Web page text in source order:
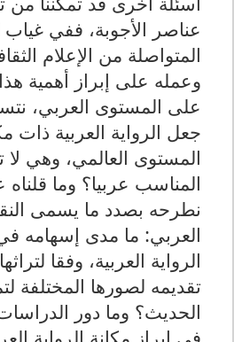
عناصر الأجوبة، ففي غياب
المتواصلة من الإعلام
وعمله على إبراز أهمية هذا
على المستوى العربي،
جعل الرواية العربية ذات
المستوى العالمي، وهي لا
المناسب عربيا؟ وما قلناه
نطرحه بصدد ما يسمى
العربي: ما مدى إسهامه
الرواية العربية، وفقا
تقديمه لصورها المختلفة
الحديث؟ وما دور الدراسات